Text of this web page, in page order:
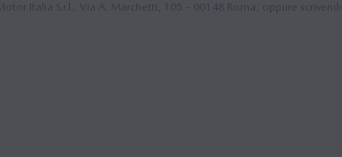
Italia S.r.l., Via A. Marchetti, 105 – 00148 Roma, oppure scrivendo